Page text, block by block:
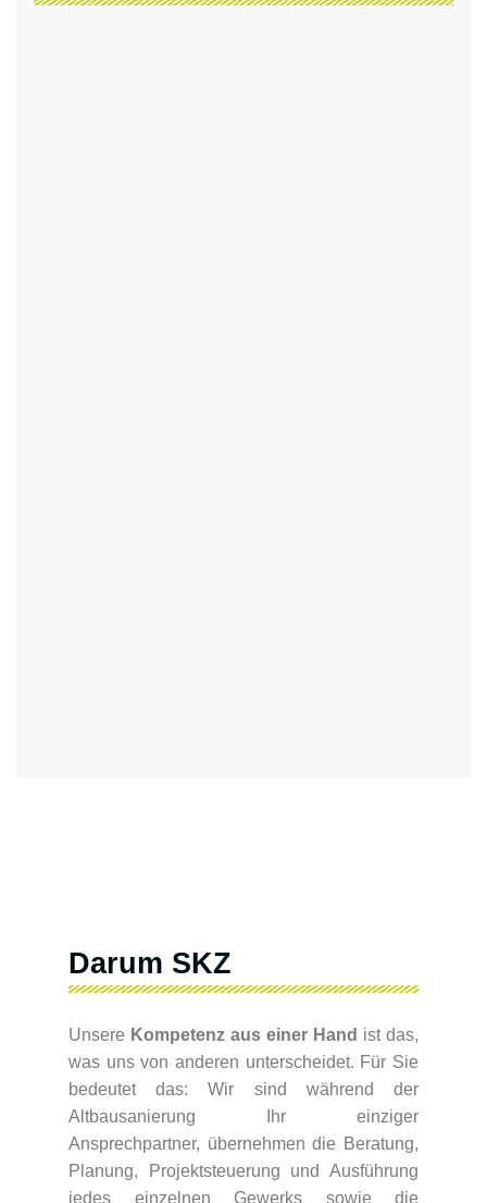
Darum SKZ
Unsere Kompetenz aus einer Hand ist das,
was uns von anderen unterscheidet. Für Sie
bedeutet das: Wir sind während der
Altbausanierung Ihr einziger
Ansprechpartner, übernehmen die Beratung,
Planung, Projektsteuerung und Ausführung
jedes einzelnen Gewerks sowie die